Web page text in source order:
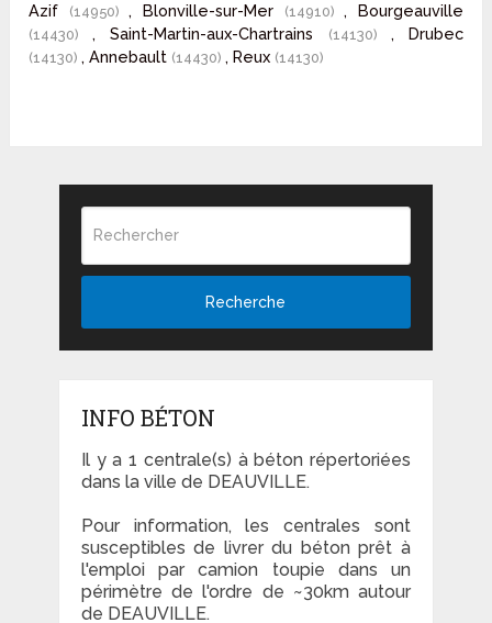
Azif
(14950), Blonville-sur-Mer (14910), Bourgeauville
(14430), Saint-Martin-aux-Chartrains (14130) , Drubec
(14130), Annebault (14430), Reux (14130)
Recherche
INFO BÉTON
Il y a 1 centrale(s) à béton répertoriées
dans la ville de DEAUVILLE.
Pour information, les centrales sont
susceptibles de livrer du béton prêt à
l'emploi par camion toupie dans un
périmètre de l'ordre de ~30km autour
de DEAUVILLE.